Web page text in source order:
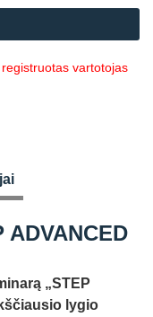
vartotojas
„STEP
lygio